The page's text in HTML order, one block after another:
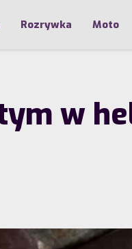
Rozrywka Moto
w